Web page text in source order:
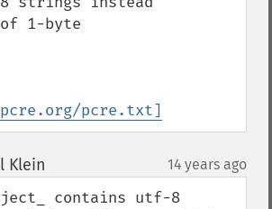
1-byte
pcre.txt]
Klein 14 years ago
contains utf-8